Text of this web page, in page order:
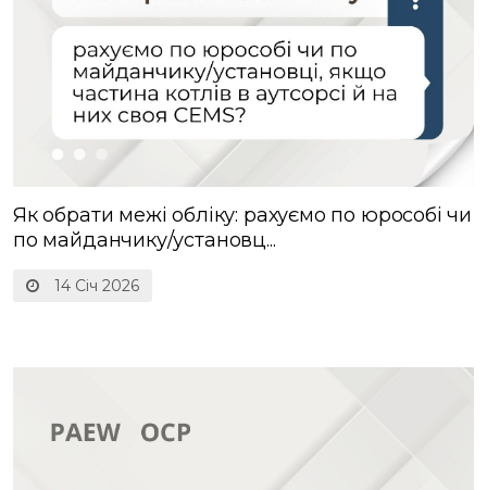
14 Січ 2026
Як обрати межі обліку: рахуємо по юрособі чи
по майданчику/установц...